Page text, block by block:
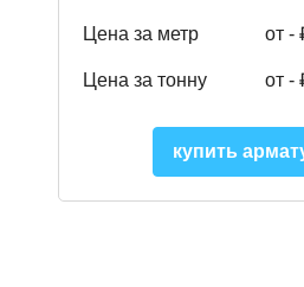
Цена за метр от -
Цена за тонну от -
купить